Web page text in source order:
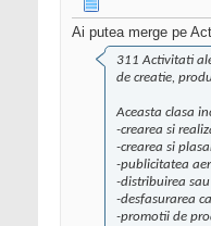
Ai putea merge pe
311 Activitati
de creatie,
Aceasta clasa
-crearea si
-crearea si
-publicitatea
-distribuirea
-desfasurarea
-promotii de